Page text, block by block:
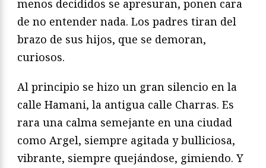
menos decididos se apresuran, ponen cara
de no entender nada. Los padres tiran del
brazo de sus hijos, que se demoran,
curiosos.
Al principio se hizo un gran silencio en la
calle Hamani, la antigua calle Charras. Es
rara una calma semejante en una ciudad
como Argel, siempre agitada y bulliciosa,
vibrante, siempre quejándose, gimiendo. Y